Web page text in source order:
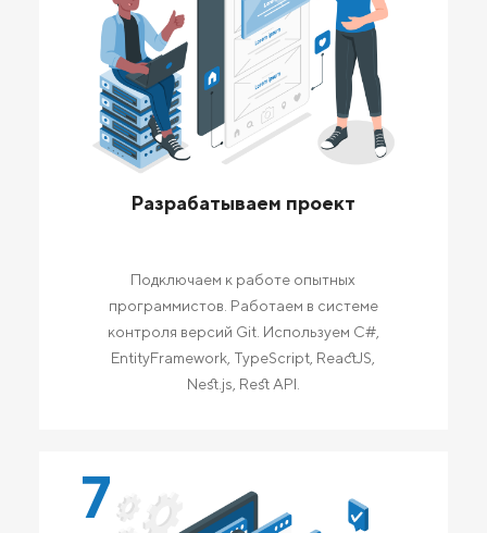
Разрабатываем проект
Подключаем к работе опытных
программистов. Работаем в системе
контроля версий Git. Используем C#,
EntityFramework, TypeScript, ReactJS,
Nest.js, Rest API.
7